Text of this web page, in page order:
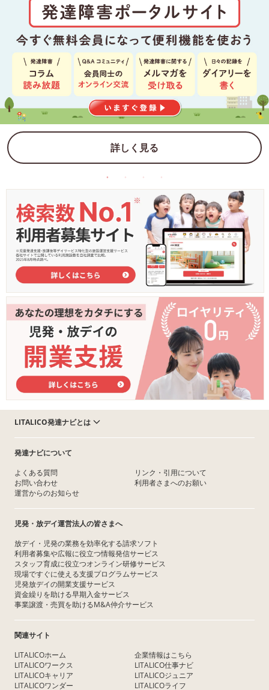
詳しく見る
LITALICO発達ナビとは
発達ナビについて
よくある質問
お問い合わせ
運営からのお知らせ
リンク・引用について
利用者さまへのお願い
児発・放デイ運営法人の皆さまへ
放デイ・児発の業務を効率化する請求ソフト
利用者募集や広報に役立つ情報発信サービス
スタッフ育成に役立つオンライン研修サービス
現場ですぐに使える支援プログラムサービス
児発放デイの開業支援サービス
資金繰りを助ける早期入金サービス
事業譲渡・売買を助けるM&A仲介サービス
関連サイト
LITALICOホーム
LITALICOワークス
LITALICOキャリア
LITALICOワンダー
企業情報はこちら
LITALICO仕事ナビ
LITALICOジュニア
LITALICOライフ